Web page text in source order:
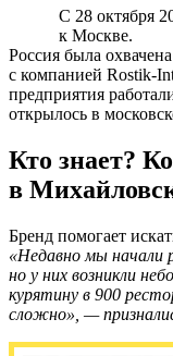
С 28 октября
к Москве.
Россия была
с компанией Rostik-
предприятия
открылось в
Кто знает?
в
Бренд помогает
«Недавно мы начали
но у них возникли
курятину в 900
сложно», —